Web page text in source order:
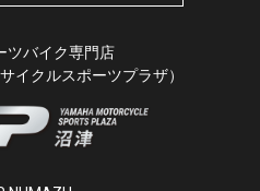
ツバイク専門店
イクルスポーツプラザ）